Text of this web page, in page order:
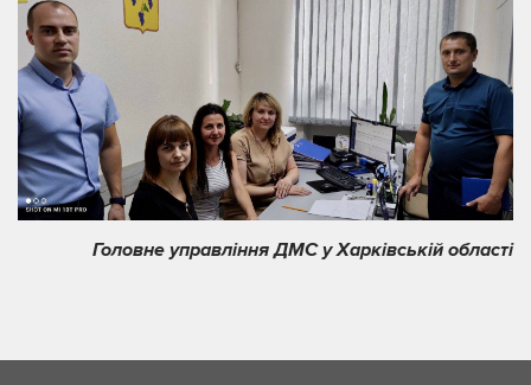
Головне управління ДМС у Харківській області